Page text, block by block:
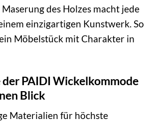
des Holzes macht jede
einzigartigen Kunstwerk. So
Möbelstück mit Charakter in
PAIDI Wickelkommode
Blick
Materialien für höchste